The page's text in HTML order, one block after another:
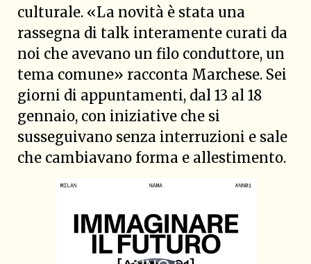
culturale. «La novità è stata una
rassegna di talk interamente curati da
noi che avevano un filo conduttore, un
tema comune» racconta Marchese. Sei
giorni di appuntamenti, dal 13 al 18
gennaio, con iniziative che si
susseguivano senza interruzioni e sale
che cambiavano forma e allestimento.